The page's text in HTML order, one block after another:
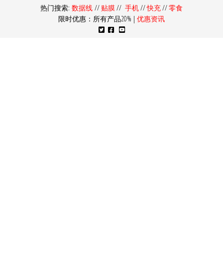
热门搜索: 数据线 // 贴膜// 手机//快充//零食
限时优惠：所有产品20% | 优惠资讯